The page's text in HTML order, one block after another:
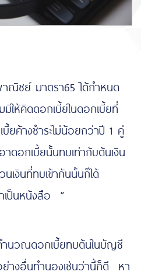
ณิชย์ มาตรา65 ได้กำหนด
ห้คิดดอกเบี้ยในดอกเบี้ยที่
ยค้างชำระไม่น้อยกว่าปี 1 คู่
ดอกเบี้ยนั้นทบเท่ากับต้นเงิน
เงินที่ทบเข้ากันนั้นก็ได้
เป็นหนังสือ ”
นวณดอกเบี้ยทบต้นในบัญชี
ย่างอื่นทำนองเช่นว่านี้ก็ดี หา